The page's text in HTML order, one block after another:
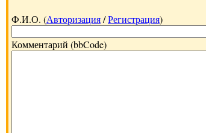
Ф.И.О. (Авторизация/Регистрация)
Комментарий (bbCode)